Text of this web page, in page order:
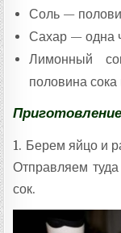
Соль —
Сахар — одна
Лимонный
половина
1. Берем яйцо и
Отправляем
сок.